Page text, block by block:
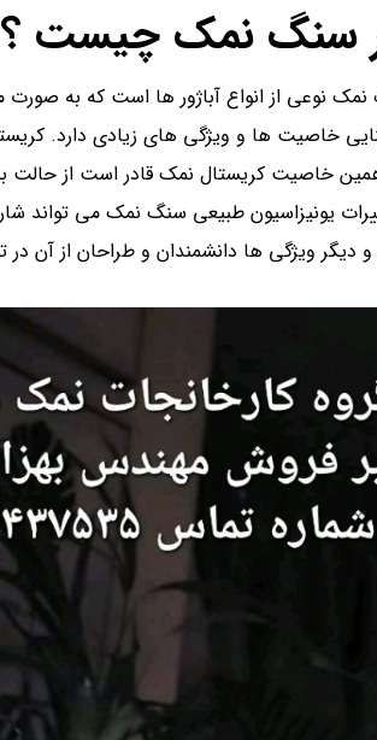
سنگ نمک چیست ؟
نمک نوعی از انواع آباژور ها است که به
خاصیت ها و ویژگی های زیادی دارد.
خاصیت کریستال نمک قادر است از حالت
یونیزاسیون طبیعی سنگ نمک می تواند
ویژگی ها دانشمندان و طراحان از آن در